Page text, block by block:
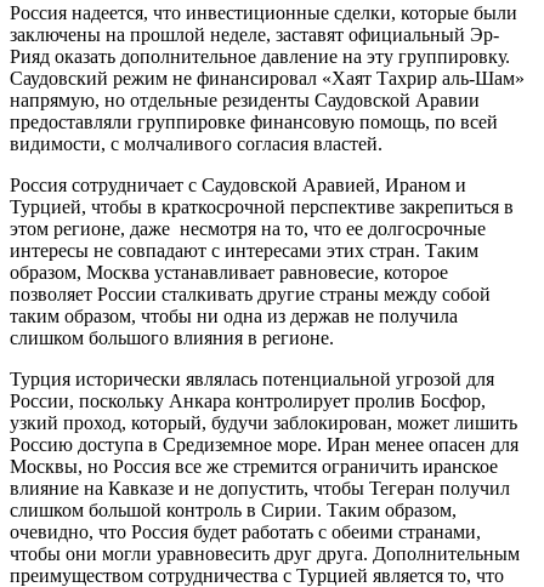
Россия надеется, что инвестиционные сделки, которые были
заключены на прошлой неделе, заставят официальный Эр-
Рияд оказать дополнительное давление на эту группировку.
Саудовский режим не финансировал «Хаят Тахрир аль-Шам»
напрямую, но отдельные резиденты Саудовской Аравии
предоставляли группировке финансовую помощь, по всей
видимости, с молчаливого согласия властей.
Россия сотрудничает с Саудовской Аравией, Ираном и
Турцией, чтобы в краткосрочной перспективе закрепиться в
этом регионе, даже несмотря на то, что ее долгосрочные
интересы не совпадают с интересами этих стран. Таким
образом, Москва устанавливает равновесие, которое
позволяет России сталкивать другие страны между собой
таким образом, чтобы ни одна из держав не получила
слишком большого влияния в регионе.
Турция исторически являлась потенциальной угрозой для
России, поскольку Анкара контролирует пролив Босфор,
узкий проход, который, будучи заблокирован, может лишить
Россию доступа в Средиземное море. Иран менее опасен для
Москвы, но Россия все же стремится ограничить иранское
влияние на Кавказе и не допустить, чтобы Тегеран получил
слишком большой контроль в Сирии. Таким образом,
очевидно, что Россия будет работать с обеими странами,
чтобы они могли уравновесить друг друга. Дополнительным
преимуществом сотрудничества с Турцией является то, что